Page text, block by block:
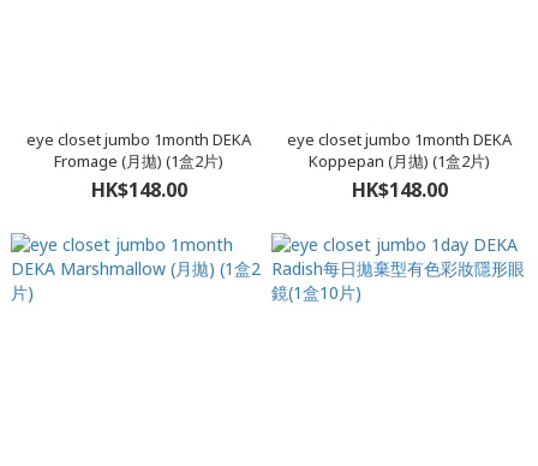
eye closet jumbo 1month DEKA
Fromage (月拋) (1盒2片)
HK$148.00
eye closet jumbo 1month DEKA
Koppepan (月拋) (1盒2片)
HK$148.00